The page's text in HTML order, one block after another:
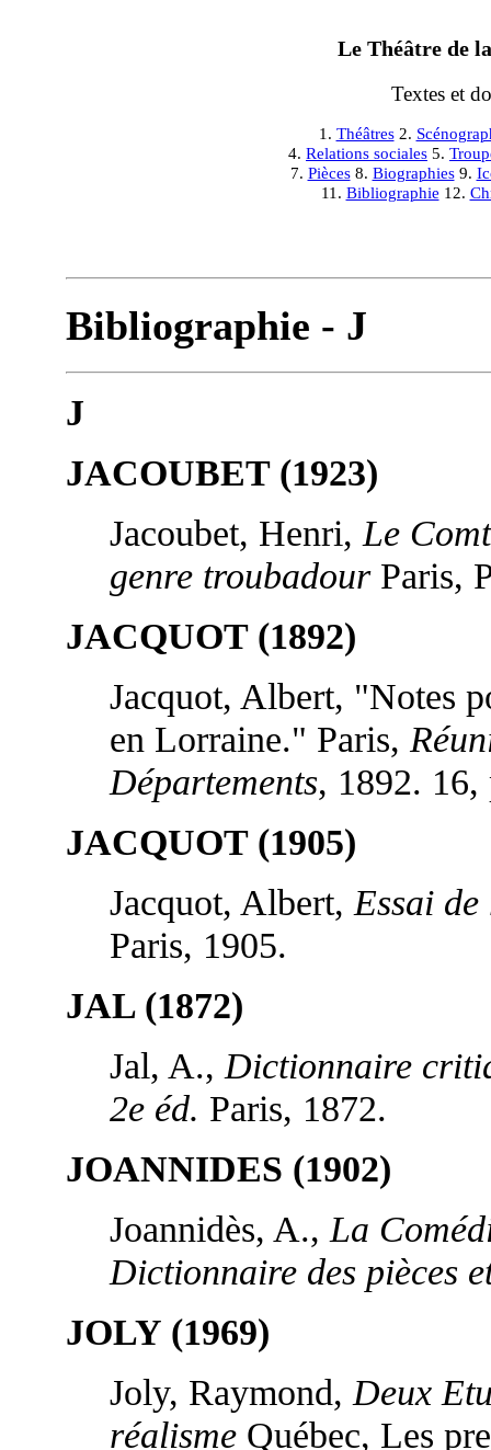
Le Théâtre de
Textes et
1. Théâtres2.
4. Relations sociales 5.
7. Pièces8. Biographies9.
11. Bibliographie 12.
Bibliographie - J
J
JACOUBET (1923)
Jacoubet, Henri, Le
genre troubadourParis,
JACQUOT (1892)
Jacquot, Albert, "Notes
en Lorraine." Paris,
Départements, 1892. 16,
JACQUOT (1905)
Jacquot, Albert, Essai
Paris, 1905.
JAL (1872)
Jal, A., Dictionnaire
2e éd. Paris, 1872.
JOANNIDES (1902)
Joannidès, A., La
Dictionnaire des pièces
JOLY (1969)
Joly, Raymond, Deux
réalismeQuébec, Les